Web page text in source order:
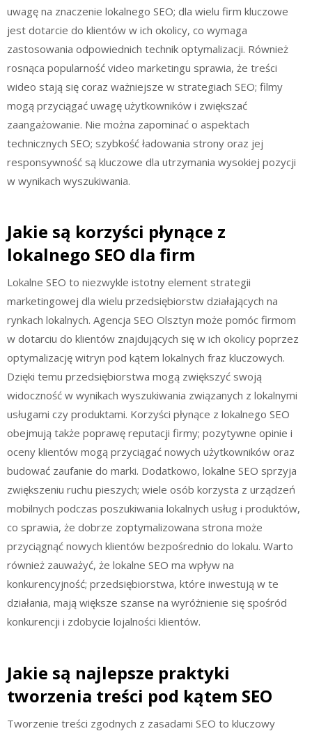
uwagę na znaczenie lokalnego SEO; dla wielu firm kluczowe
jest dotarcie do klientów w ich okolicy, co wymaga
zastosowania odpowiednich technik optymalizacji. Również
rosnąca popularność video marketingu sprawia, że treści
wideo stają się coraz ważniejsze w strategiach SEO; filmy
mogą przyciągać uwagę użytkowników i zwiększać
zaangażowanie. Nie można zapominać o aspektach
technicznych SEO; szybkość ładowania strony oraz jej
responsywność są kluczowe dla utrzymania wysokiej pozycji
w wynikach wyszukiwania.
Jakie są korzyści płynące z
lokalnego SEO dla firm
Lokalne SEO to niezwykle istotny element strategii
marketingowej dla wielu przedsiębiorstw działających na
rynkach lokalnych. Agencja SEO Olsztyn może pomóc firmom
w dotarciu do klientów znajdujących się w ich okolicy poprzez
optymalizację witryn pod kątem lokalnych fraz kluczowych.
Dzięki temu przedsiębiorstwa mogą zwiększyć swoją
widoczność w wynikach wyszukiwania związanych z lokalnymi
usługami czy produktami. Korzyści płynące z lokalnego SEO
obejmują także poprawę reputacji firmy; pozytywne opinie i
oceny klientów mogą przyciągać nowych użytkowników oraz
budować zaufanie do marki. Dodatkowo, lokalne SEO sprzyja
zwiększeniu ruchu pieszych; wiele osób korzysta z urządzeń
mobilnych podczas poszukiwania lokalnych usług i produktów,
co sprawia, że dobrze zoptymalizowana strona może
przyciągnąć nowych klientów bezpośrednio do lokalu. Warto
również zauważyć, że lokalne SEO ma wpływ na
konkurencyjność; przedsiębiorstwa, które inwestują w te
działania, mają większe szanse na wyróżnienie się spośród
konkurencji i zdobycie lojalności klientów.
Jakie są najlepsze praktyki
tworzenia treści pod kątem SEO
Tworzenie treści zgodnych z zasadami SEO to kluczowy